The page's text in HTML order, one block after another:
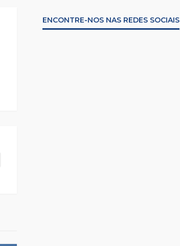
ENCONTRE-NOS NAS REDES SOCIAIS